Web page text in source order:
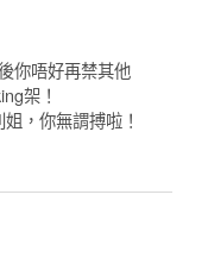
你唔好再禁其他
架！
，你無謂搏啦！